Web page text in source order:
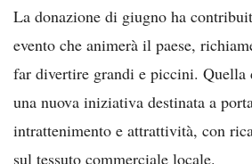
La donazione di giugno ha
evento che animerà il paese,
far divertire grandi e piccini. Quella
una nuova iniziativa destinata a
intrattenimento e attrattività, con
sul tessuto commerciale locale.